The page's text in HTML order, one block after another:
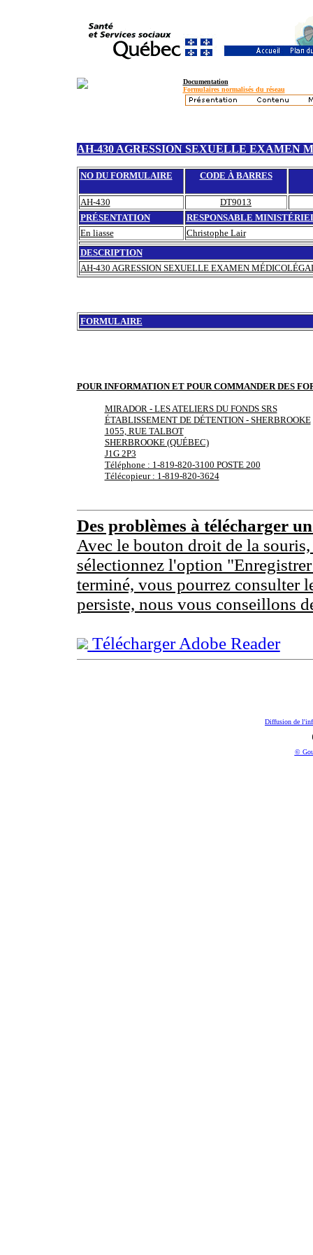
Documentation
Formulaires normalisés du réseau
AH-430 AGRESSION SEXUELLE EXAMEN
NO DU FORMULAIRE CODE À BARRES
AH-430
DT9013
PRÉSENTATION
RESPONSABLE
En liasse
Christophe Lair
DESCRIPTION
AH-430 AGRESSION SEXUELLE EXAMEN
FORMULAIRE
POUR INFORMATION ET POUR COMMANDER DES
MIRADOR - LES ATELIERS DU FONDS SRS
ÉTABLISSEMENT DE DÉTENTION - SHERBROOKE
1055, RUE TALBOT
SHERBROOKE (QUÉBEC)
J1G 2P3
Téléphone : 1-819-820-3100 POSTE 200
Télécopieur : 1-819-820-3624
Des problèmes à télécharger
Avec le bouton droit de la
sélectionnez l'option
terminé, vous pourrez consulter
persiste, nous vous conseillons
Télécharger Adobe Reader
Diffusion de
©